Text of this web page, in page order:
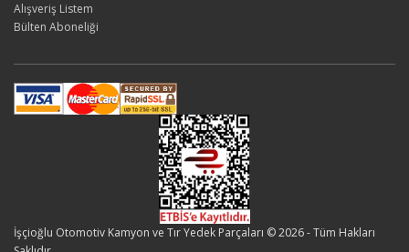
Alışveriş Listem
Bülten Aboneliği
İşçioğlu Otomotiv Kamyon ve Tır Yedek Parçaları © 2026 - Tüm Hakları